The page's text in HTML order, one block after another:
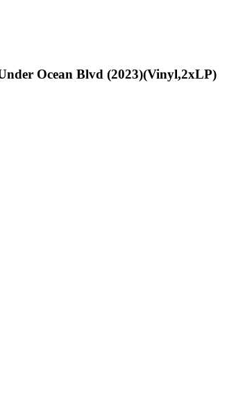
Ocean Blvd (2023)(Vinyl,2xLP)